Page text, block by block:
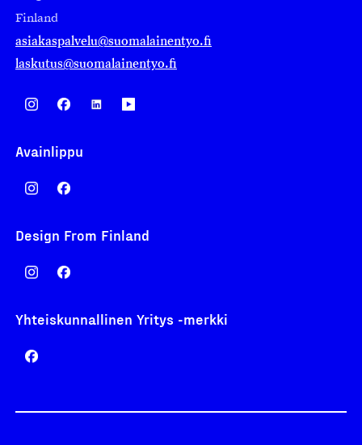
Finland
asiakaspalvelu@suomalainentyo.fi
laskutus@suomalainentyo.fi
Avainlippu
Design From Finland
Yhteiskunnallinen Yritys -merkki